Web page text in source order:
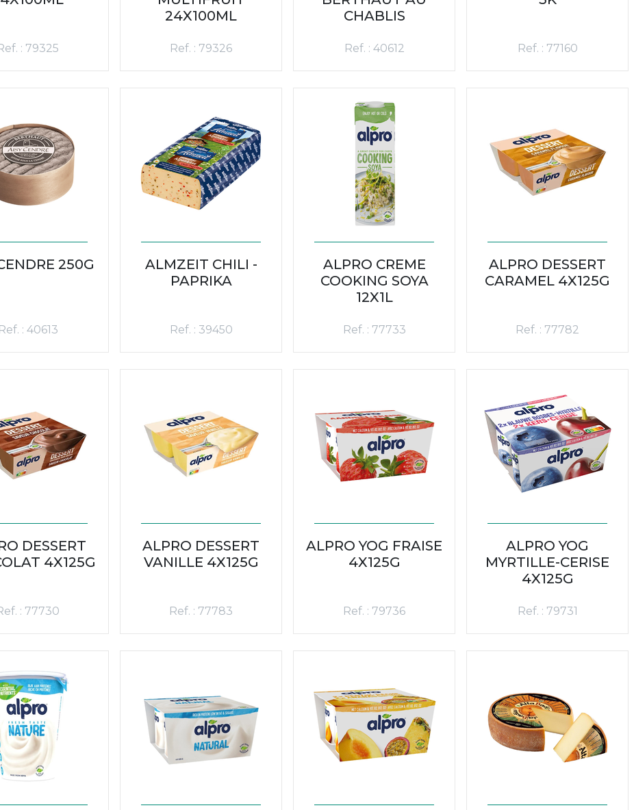
: 79325
24X100ML
Ref. : 79326
CHABLIS
Ref. : 40612 Ref. : 77160
250G
Ref. : 40613
ALMZEIT CHILI -
PAPRIKA
Ref. : 39450
ALPRO CREME
COOKING SOYA
12X1L
Ref. : 77733
ALPRO DESSERT
CARAMEL 4X125G
Ref. : 77782
DESSERT
4X125G
: 77730
ALPRO DESSERT
VANILLE 4X125G
Ref. : 77783
ALPRO YOG FRAISE
4X125G
Ref. : 79736
ALPRO YOG
MYRTILLE-CERISE
4X125G
Ref. : 79731